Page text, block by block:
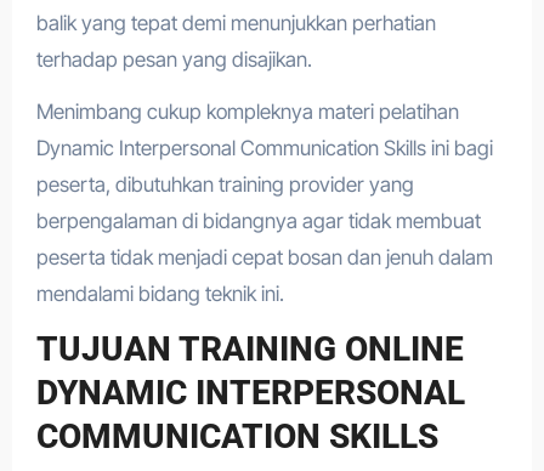
balik yang tepat demi menunjukkan perhatian
terhadap pesan yang disajikan.
Menimbang cukup kompleknya materi pelatihan
Dynamic Interpersonal Communication Skills ini bagi
peserta, dibutuhkan training provider yang
berpengalaman di bidangnya agar tidak membuat
peserta tidak menjadi cepat bosan dan jenuh dalam
mendalami bidang teknik ini.
TUJUAN TRAINING ONLINE
DYNAMIC INTERPERSONAL
COMMUNICATION SKILLS